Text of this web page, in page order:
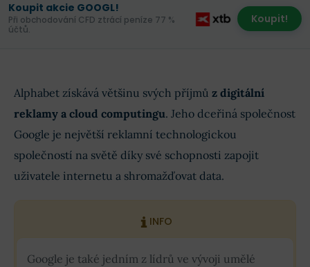
Koupit akcie GOOGL!
Při obchodování CFD ztrácí peníze 77 %
účtů.
Koupit!
Alphabet získává většinu svých příjmů z digitální
reklamy a cloud computingu. Jeho dceřiná společnost
Google je největší reklamní technologickou
společností na světě díky své schopnosti zapojit
uživatele internetu a shromažďovat data.
INFO
Google je také jedním z lídrů ve vývoji umělé